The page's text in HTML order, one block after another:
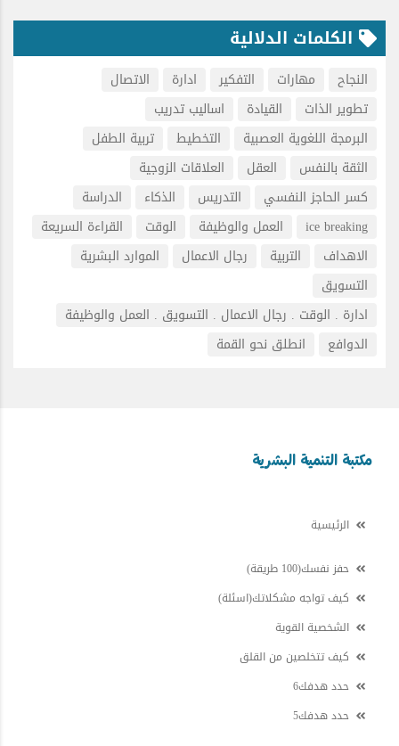
الكلمات الدلالية
النجاح مهارات التفكير ادارة
الاتصال
تطوير الذات
القيادة
اساليب تدريب
البرمجة اللغوية العصبية
التخطيط
تربية الطفل
الثقة بالنفس
العقل
العلاقات الزوجية
كسر الحاجز النفسي
التدريس الذكاء
الدراسة
ice breaking
العمل والوظيفة الوقت
القراءة السريعة
الاهداف
التربية رجال الاعمال
الموارد البشرية
التسويق
ادارة . الوقت . رجال الاعمال . التسويق . العمل والوظيفة
الدوافع
انطلق نحو القمة
مكتبة التنمية البشرية
الرئيسية
حفز نفسك(100 طريقة)
كيف تواجه مشكلاتك(اسئلة)
الشخصية القوية
كيف تتخلصين من القلق
حدد هدفك6
حدد هدفك5